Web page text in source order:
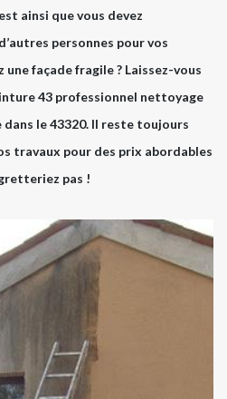
ainsi que vous devez
personnes pour vos
façade fragile ? Laissez-vous
43 professionnel nettoyage
dans le 43320. Il reste toujours
travaux pour des prix abordables
pas !